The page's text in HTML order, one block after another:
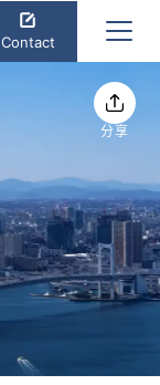
Contact
分享